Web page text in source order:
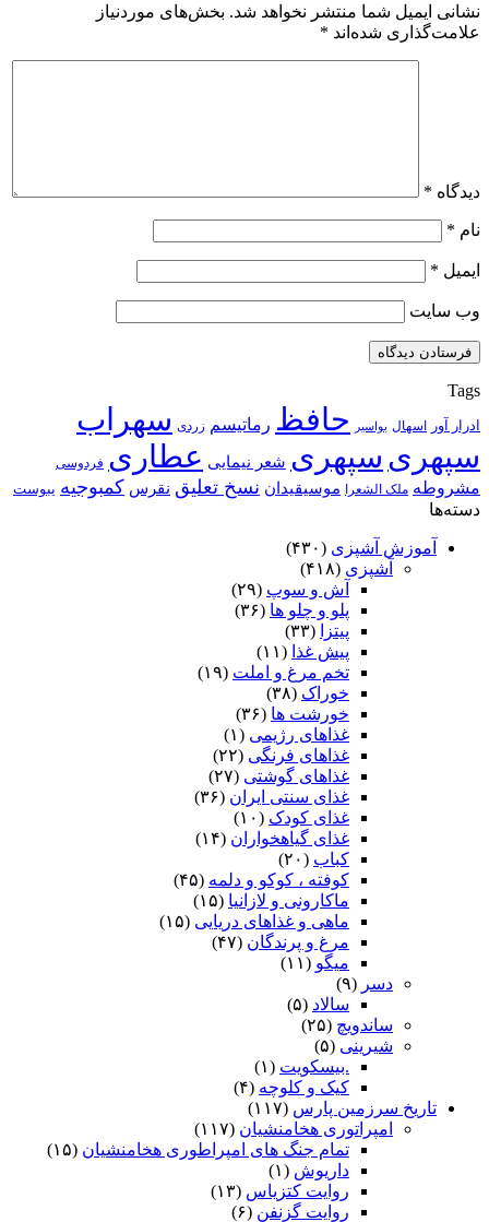
نشانی ایمیل شما منتشر نخواهد شد. بخش‌های موردنیاز
علامت‌گذاری شده‌اند *
دیدگاه *
نام *
ایمیل *
وب‌ سایت
Tags
ادرار آور اسهال بواسیر حافظ رماتیسم زردی سهراب
سپهری سپهری شعر نیمایی عطاری فردوسی
مشروطه ملک الشعرا موسیقیدان نسخ تعلیق نقرس کمبوجیه یبوست
دسته‌ها
آموزش آشپزی (۴۳۰)
آشپزی (۴۱۸)
آش و سوپ (۲۹)
پلو و چلو ها (۳۶)
پیتزا
(۳۳)
پیش غذا (۱۱)
تخم مرغ و املت (۱۹)
خوراک (۳۸)
خورشت ها (۳۶)
غذاهای رژیمی (۱)
غذاهای فرنگی (۲۲)
غذاهای گوشتی (۲۷)
غذای سنتی ایران (۳۶)
غذای کودک (۱۰)
غذای گیاهخواران (۱۴)
کباب (۲۰)
کوفته ، کوکو و دلمه (۴۵)
ماکارونی و لازانیا (۱۵)
ماهی و غذاهای دریایی (۱۵)
مرغ و پرندگان (۴۷)
میگو (۱۱)
دسر (۹)
سالاد (۵)
ساندویچ (۲۵)
شیرینی (۵)
.بیسکویت (۱)
کیک و کلوچه (۴)
تاریخ سرزمین پارس (۱۱۷)
امپراتوری هخامنشیان (۱۱۷)
تمام جنگ های امپراطوری هخامنشیان (۱۵)
داریوش (۱)
روایت کتزیاس (۱۳)
روایت گزنفن (۶)